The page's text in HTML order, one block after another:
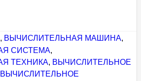
, ВЫЧИСЛИТЕЛЬНАЯ МАШИНА,
СИСТЕМА,
ТЕХНИКА, ВЫЧИСЛИТЕЛЬНОЕ
ВЫЧИСЛИТЕЛЬНОЕ